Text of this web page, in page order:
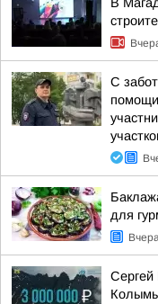
С
для
Сергей
Колымы